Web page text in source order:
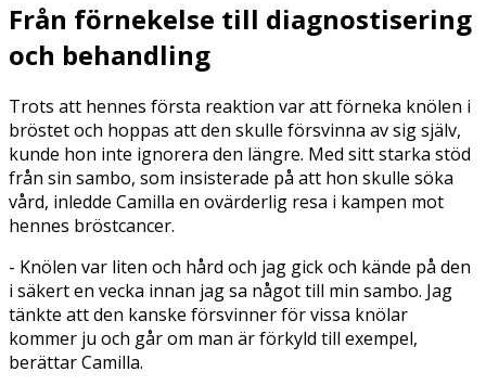
Från förnekelse till diagnostisering
och behandling
Trots att hennes första reaktion var att förneka knölen i
bröstet och hoppas att den skulle försvinna av sig själv,
kunde hon inte ignorera den längre. Med sitt starka stöd
från sin sambo, som insisterade på att hon skulle söka
vård, inledde Camilla en ovärderlig resa i kampen mot
hennes bröstcancer.
- Knölen var liten och hård och jag gick och kände på den
i säkert en vecka innan jag sa något till min sambo. Jag
tänkte att den kanske försvinner för vissa knölar
kommer ju och går om man är förkyld till exempel,
berättar Camilla.